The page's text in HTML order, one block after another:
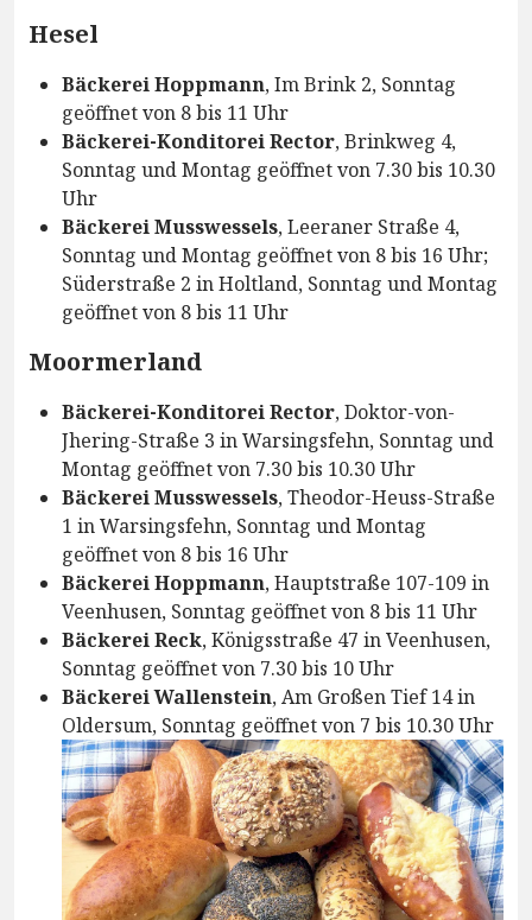
Hesel
Bäckerei Hoppmann, Im Brink 2, Sonntag
geöffnet von 8 bis 11 Uhr
Bäckerei-Konditorei Rector, Brinkweg 4,
Sonntag und Montag geöffnet von 7.30 bis 10.30
Uhr
Bäckerei Musswessels, Leeraner Straße 4,
Sonntag und Montag geöffnet von 8 bis 16 Uhr;
Süderstraße 2 in Holtland, Sonntag und Montag
geöffnet von 8 bis 11 Uhr
Moormerland
Bäckerei-Konditorei Rector, Doktor-von-
Jhering-Straße 3 in Warsingsfehn, Sonntag und
Montag geöffnet von 7.30 bis 10.30 Uhr
Bäckerei Musswessels, Theodor-Heuss-Straße
1 in Warsingsfehn, Sonntag und Montag
geöffnet von 8 bis 16 Uhr
Bäckerei Hoppmann, Hauptstraße 107-109 in
Veenhusen, Sonntag geöffnet von 8 bis 11 Uhr
Bäckerei Reck, Königsstraße 47 in Veenhusen,
Sonntag geöffnet von 7.30 bis 10 Uhr
Bäckerei Wallenstein, Am Großen Tief 14 in
Oldersum, Sonntag geöffnet von 7 bis 10.30 Uhr